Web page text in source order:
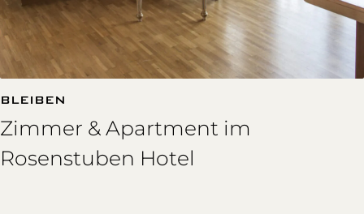
BLEIBEN
Zimmer & Apartment im
Rosenstuben Hotel